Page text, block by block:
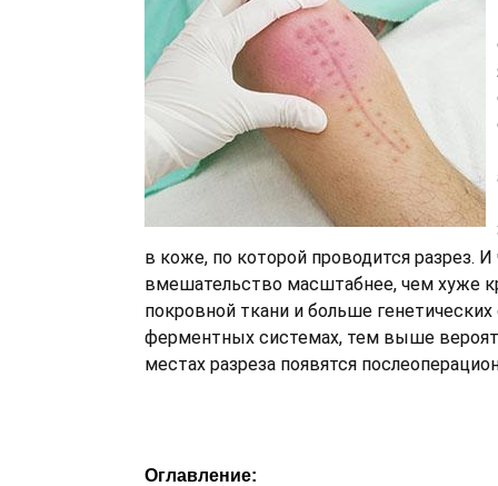
в коже, по которой проводится разрез.
вмешательство масштабнее, чем хуже
покровной ткани и больше
ферментных системах, тем выше
местах разреза появятся
Оглавление: